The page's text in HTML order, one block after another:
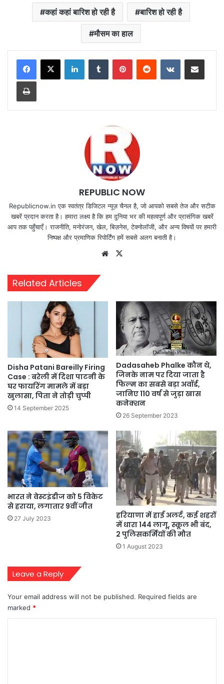
कहां कहां बारिश हो रही है बारिश हो रही है
मौसम का हाल
LinkedInTumblr PinterestReddit VKontakteShare via Email
Print
REPUBLIC NOW
Republicnow.in एक स्वतंत्र डिजिटल न्यूज़ चैनल है, जो आपको सबसे तेज और सटीक
खबरें प्रदान करता है। हमारा लक्ष्य है कि हम दुनिया भर की महत्वपूर्ण और प्रासंगिक खबरें
आप तक पहुँचाएँ। राजनीति, मनोरंजन, खेल, बिज़नेस, टेक्नोलॉजी, और अन्य विषयों पर हमारी
निष्पक्ष और प्रमाणिक रिपोर्टिंग हमें सबसे अलग बनाती है।
Website
Related Articles
Disha Patani Bareilly Firing
Case : बरेली में दिशा पाटनी के
घर फायरिंग मामले में बड़ा
खुलासा, पिता ने तोड़ी चुप्पी
14 September 2025
Dadasaheb Phalke कौन थे,
जिनके नाम पर दिया जाता है
फिल्म का सबसे बड़ा अवॉर्ड,
जानिए 110 वर्ष से जुड़ा खास
कनेक्शन
26 September 2023
भारत ने वेस्टइंडीज को 5 विकेट
से हराया, लगातार 9वीं जीत
27 July 2023
हरियाणा में हाई अलर्ट, कई शहरों
में धारा 144 लागू, स्कूल भी बंद,
2 पुलिसकर्मियों की मौत
1 August 2023
Leave a Reply
Your email address will not be published. Required fields are
marked *